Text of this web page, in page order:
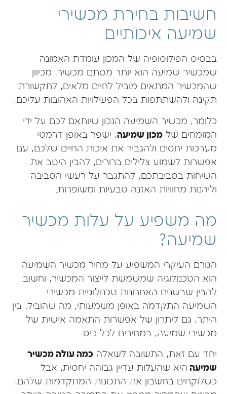
חשיבות בחירת מכשירי
שמיעה איכותיים
בבסיס הפילוסופיה של המכון עומדת האמונה
שמכשיר שמיעה הוא יותר מסתם מכשיר, מכיוון
שהמכשיר המתאים מוביל לחיים מלאים, לתקשורת
תקינה ולהשתתפות בכל הפעילויות האהובות עליכם.
כלומר, מכשיר השמיעה הנכון שיותאם לכם על ידי
המומחים של מכון שמיעה, ישפר באופן דרמטי
מערכות יחסים ולהגביר את איכות החיים שלכם, עם
אפשרות לשמוע צלילים ברורים, להבין היטב את
השיחות בסביבתכם, להתגבר על רעשי הסביבה
וליהנות מחוויות האזנה טבעיות ומשופרות.
מה משפיע על עלות מכשיר
שמיעה?
הגורם העיקרי המשפיע על מחיר מכשיר השמיעה
הוא הטכנולוגיה שמשמשת לייצור המכשיר, וחשוב
להבין שבשנים האחרונות טכנולוגיית מכשירי
השמיעה התקדמה באופן משמעותי, מה שהוביל, בין
היתר, גם ליתרון של אפשרות התאמה אישית של
מכשירי שמיעה, במחירים לכל כיס.
יחד עם זאת, התשובה לשאלה כמה עולה מכשיר
שמיעה היא שהעלות עדיין גבוהה יחסית, אבל
כשלוקחים בחשבון את התכונות המתקדמות שלהם,